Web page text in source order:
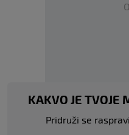
KAKVO JE TVOJE
Pridruži se